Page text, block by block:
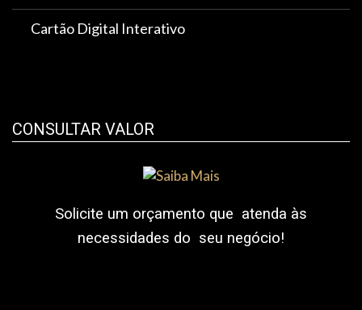
Cartão Digital Interativo
CONSULTAR VALOR
Solicite um orçamento que atenda às
necessidades do seu negócio!